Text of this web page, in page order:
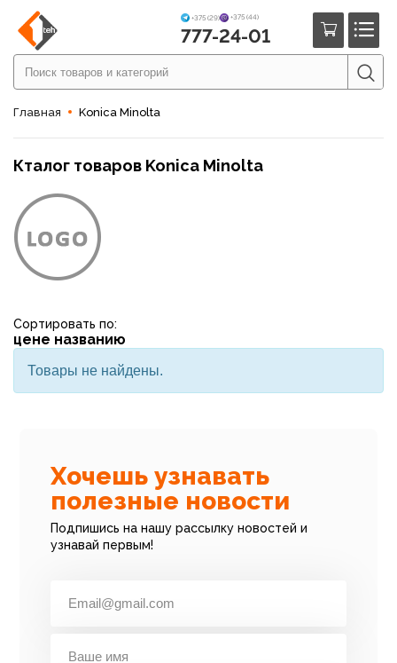
+375 (29) +375 (44)
777-24-01
Главная Konica Minolta
Кталог товаров Konica Minolta
Сортировать по:
цене названию
Товары не найдены.
Хочешь узнавать
полезные новости
Подпишись на нашу рассылку новостей и
узнавай первым!